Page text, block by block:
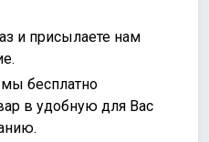
и присылаете нам
мы бесплатно
в удобную для Вас